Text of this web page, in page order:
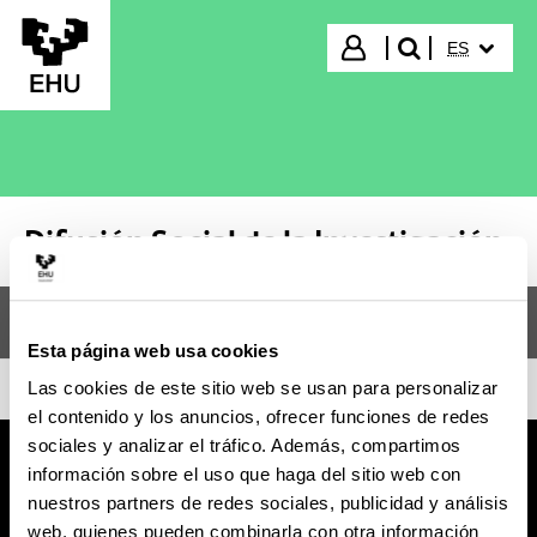
Esta página web usa cookies
Las cookies de este sitio web se usan para personalizar
el contenido y los anuncios, ofrecer funciones de redes
sociales y analizar el tráfico. Además, compartimos
información sobre el uso que haga del sitio web con
nuestros partners de redes sociales, publicidad y análisis
web, quienes pueden combinarla con otra información
Saltar al contenido principal
Iniciar sesión
buscar"
ES
Difusión Social de la Investigación